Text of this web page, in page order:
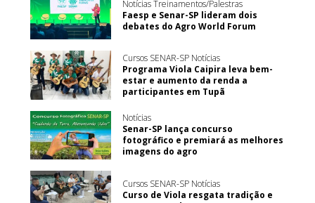
Notícias Treinamentos/Palestras
Faesp e Senar-SP lideram dois
debates do Agro World Forum
Cursos SENAR-SP Notícias
Programa Viola Caipira leva bem-
estar e aumento da renda a
participantes em Tupã
Notícias
Senar-SP lança concurso
fotográfico e premiará as melhores
imagens do agro
Cursos SENAR-SP Notícias
Curso de Viola resgata tradição e